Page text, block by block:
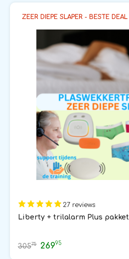
ZEER DIEPE SLAPER - BESTE DEAL
27 reviews
Liberty + trilalarm Plus pakket
30575 26995